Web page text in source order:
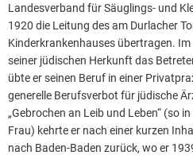
Landesverband für Säuglings- und
1920 die Leitung des am Durlacher
Kinderkrankenhauses übertragen.
seiner jüdischen Herkunft das
übte er seinen Beruf in einer
generelle Berufsverbot für jüdische
„Gebrochen an Leib und Leben“ (so
Frau) kehrte er nach einer kurzen
nach Baden-Baden zurück, wo er